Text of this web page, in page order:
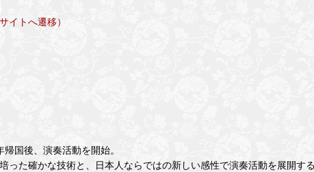
イトへ遷移）
国後、演奏活動を開始。
った確かな技術と、日本人ならではの新しい感性で演奏活動を展開す